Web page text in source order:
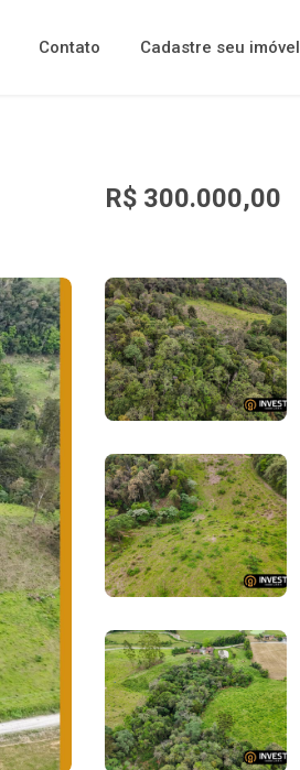
Contato Cadastre seu imóvel
R$ 300.000,00